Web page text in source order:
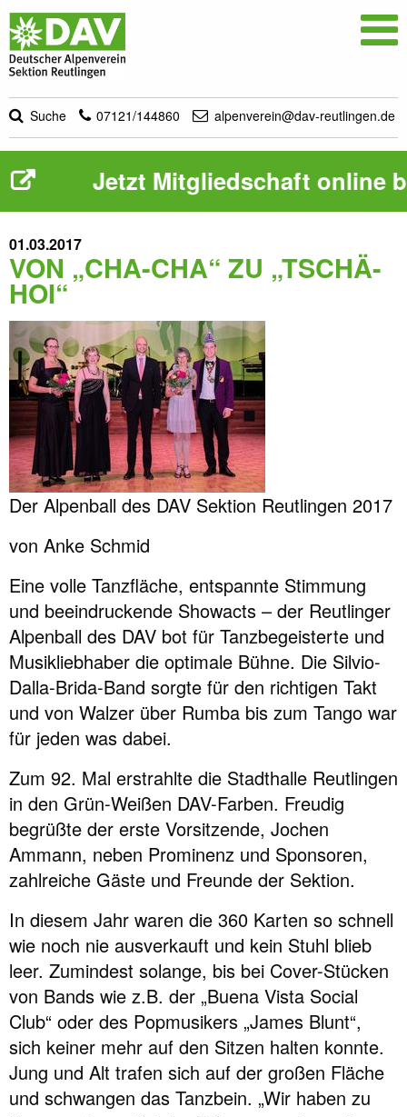

Suche 07121/144860 alpenverein@dav-reutlingen.de
Jetzt Mitgliedschaft online
01.03.2017
VON „CHA-CHA“ ZU „TSCHÄ-
HOI“
Der Alpenball des DAV Sektion Reutlingen 2017
von Anke Schmid
Eine volle Tanzfläche, entspannte Stimmung
und beeindruckende Showacts – der Reutlinger
Alpenball des DAV bot für Tanzbegeisterte und
Musikliebhaber die optimale Bühne. Die Silvio-
Dalla-Brida-Band sorgte für den richtigen Takt
und von Walzer über Rumba bis zum Tango war
für jeden was dabei.
Zum 92. Mal erstrahlte die Stadthalle Reutlingen
in den Grün-Weißen DAV-Farben. Freudig
begrüßte der erste Vorsitzende, Jochen
Ammann, neben Prominenz und Sponsoren,
zahlreiche Gäste und Freunde der Sektion.
In diesem Jahr waren die 360 Karten so schnell
wie noch nie ausverkauft und kein Stuhl blieb
leer. Zumindest solange, bis bei Cover-Stücken
von Bands wie z.B. der „Buena Vista Social
Club“ oder des Popmusikers „James Blunt“,
sich keiner mehr auf den Sitzen halten konnte.
Jung und Alt trafen sich auf der großen Fläche
und schwangen das Tanzbein. „Wir haben zu